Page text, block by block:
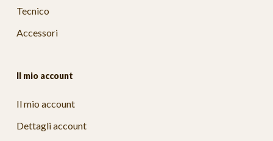
Tecnico
Accessori
Il mio account
Il mio account
Dettagli account